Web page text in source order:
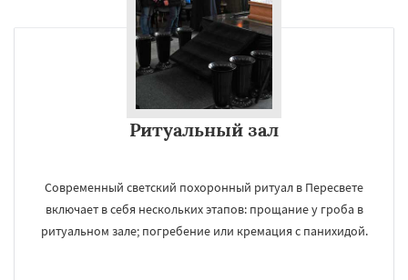
Ритуальный зал
Современный светский похоронный ритуал в Пересвете
включает в себя нескольких этапов: прощание у гроба в
ритуальном зале; погребение или кремация с панихидой.